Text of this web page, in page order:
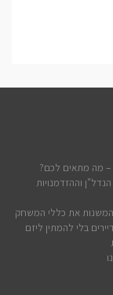
– מה מתאים לכם?
וההזדמנויות
המשנות את כללי המשחק
בלי להמתין ליזם